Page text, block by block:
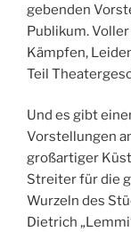
gebenden
Publikum.
Kämpfen,
Teil
Und es gibt
Vorstellungen
großartiger
Streiter für die
Wurzeln des
Dietrich